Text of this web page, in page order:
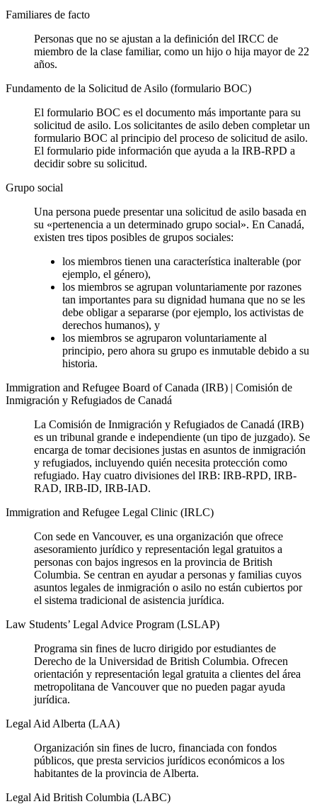
Familiares de facto
Personas que no se ajustan a la definición del IRCC de
miembro de la clase familiar, como un hijo o hija mayor de 22
años.
Fundamento de la Solicitud de Asilo (formulario BOC)
El formulario BOC es el documento más importante para su
solicitud de asilo. Los solicitantes de asilo deben completar un
formulario BOC al principio del proceso de solicitud de asilo.
El formulario pide información que ayuda a la IRB-RPD a
decidir sobre su solicitud.
Grupo social
Una persona puede presentar una solicitud de asilo basada en
su «pertenencia a un determinado grupo social». En Canadá,
existen tres tipos posibles de grupos sociales:
los miembros tienen una característica inalterable (por
ejemplo, el género),
los miembros se agrupan voluntariamente por razones
tan importantes para su dignidad humana que no se les
debe obligar a separarse (por ejemplo, los activistas de
derechos humanos), y
los miembros se agruparon voluntariamente al
principio, pero ahora su grupo es inmutable debido a su
historia.
Immigration and Refugee Board of Canada (IRB) | Comisión de
Inmigración y Refugiados de Canadá
La Comisión de Inmigración y Refugiados de Canadá (IRB)
es un tribunal grande e independiente (un tipo de juzgado). Se
encarga de tomar decisiones justas en asuntos de inmigración
y refugiados, incluyendo quién necesita protección como
refugiado. Hay cuatro divisiones del IRB: IRB-RPD, IRB-
RAD, IRB-ID, IRB-IAD.
Immigration and Refugee Legal Clinic (IRLC)
Con sede en Vancouver, es una organización que ofrece
asesoramiento jurídico y representación legal gratuitos a
personas con bajos ingresos en la provincia de British
Columbia. Se centran en ayudar a personas y familias cuyos
asuntos legales de inmigración o asilo no están cubiertos por
el sistema tradicional de asistencia jurídica.
Law Students’ Legal Advice Program (LSLAP)
Programa sin fines de lucro dirigido por estudiantes de
Derecho de la Universidad de British Columbia. Ofrecen
orientación y representación legal gratuita a clientes del área
metropolitana de Vancouver que no pueden pagar ayuda
jurídica.
Legal Aid Alberta (LAA)
Organización sin fines de lucro, financiada con fondos
públicos, que presta servicios jurídicos económicos a los
habitantes de la provincia de Alberta.
Legal Aid British Columbia (LABC)